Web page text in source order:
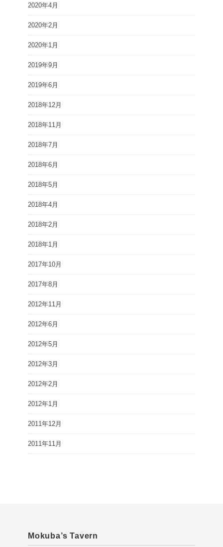
2020年4月
2020年2月
2020年1月
2019年9月
2019年6月
2018年12月
2018年11月
2018年7月
2018年6月
2018年5月
2018年4月
2018年2月
2018年1月
2017年10月
2017年8月
2012年11月
2012年6月
2012年5月
2012年3月
2012年2月
2012年1月
2011年12月
2011年11月
Mokuba’s Tavern